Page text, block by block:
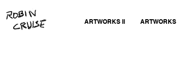
ARTWORKS II ARTWORKS